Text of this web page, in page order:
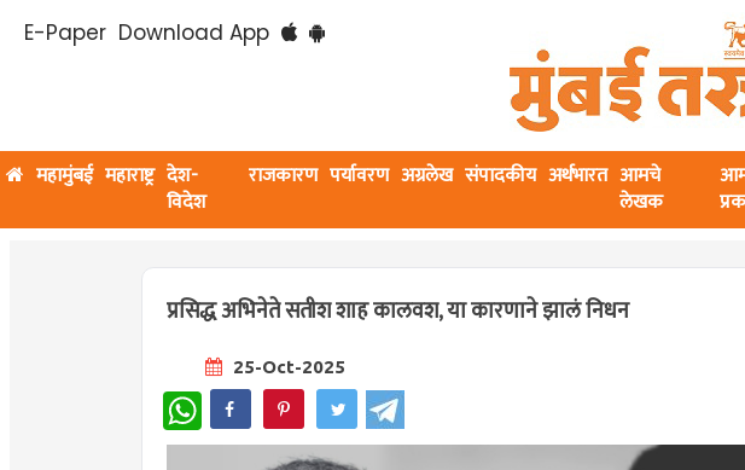
E-Paper Download App
महामुंबई महाराष्ट्र देश-
विदेश
राजकारण पर्यावरण अग्रलेख संपादकीय अर्थभारत आमचे
लेखक
प्रसिद्ध अभिनेते सतीश शाह कालवश, या कारणाने झालं निधन
25-Oct-2025
WhatsApp